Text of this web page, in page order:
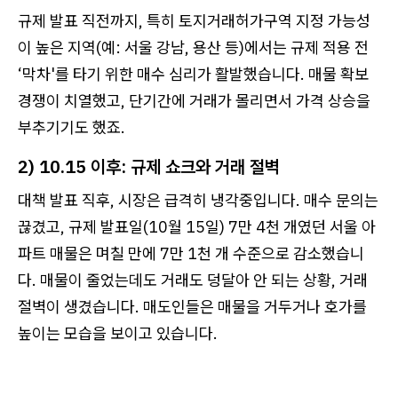
규제 발표 직전까지, 특히 토지거래허가구역 지정 가능성
이 높은 지역(예: 서울 강남, 용산 등)에서는 규제 적용 전
‘막차'를 타기 위한 매수 심리가 활발했습니다. 매물 확보
경쟁이 치열했고, 단기간에 거래가 몰리면서 가격 상승을
부추기기도 했죠.
2) 10.15 이후: 규제 쇼크와 거래 절벽
대책 발표 직후, 시장은 급격히 냉각중입니다. 매수 문의는
끊겼고, 규제 발표일(10월 15일) 7만 4천 개였던 서울 아
파트 매물은 며칠 만에 7만 1천 개 수준으로 감소했습니
다. 매물이 줄었는데도 거래도 덩달아 안 되는 상황, 거래
절벽이 생겼습니다. 매도인들은 매물을 거두거나 호가를
높이는 모습을 보이고 있습니다.